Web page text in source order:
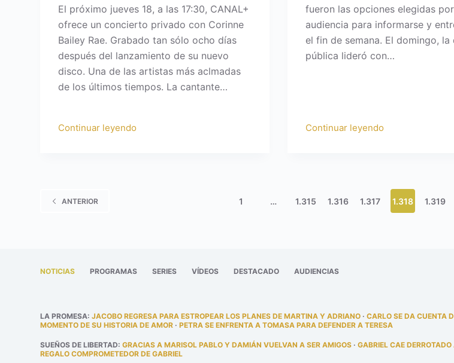
El próximo jueves 18, a las 17:30, CANAL+
ofrece un concierto privado con Corinne
Bailey Rae. Grabado tan sólo ocho días
después del lanzamiento de su nuevo
disco. Una de las artistas más aclmadas
de los últimos tiempos. La cantante…
Continuar leyendo
fueron las opciones elegidas
audiencia para informarse y
el fin de semana. El domingo, la
pública lideró con…
Continuar leyendo
ANTERIOR 1 … 1.315 1.316 1.317 1.318 1.319
NOTICIAS PROGRAMAS SERIES VÍDEOS DESTACADO AUDIENCIAS
LA PROMESA:JACOBO REGRESA PARA ESTROPEAR LOS PLANES DE MARTINA Y ADRIANO ·CARLO SE DA CUENTA
MOMENTO DE SU HISTORIA DE AMOR ·PETRA SE ENFRENTA A TOMASA PARA DEFENDER A TERESA
SUEÑOS DE LIBERTAD:GRACIAS A MARISOL PABLO Y DAMIÁN VUELVAN A SER AMIGOS ·GABRIEL CAE
REGALO COMPROMETEDOR DE GABRIEL